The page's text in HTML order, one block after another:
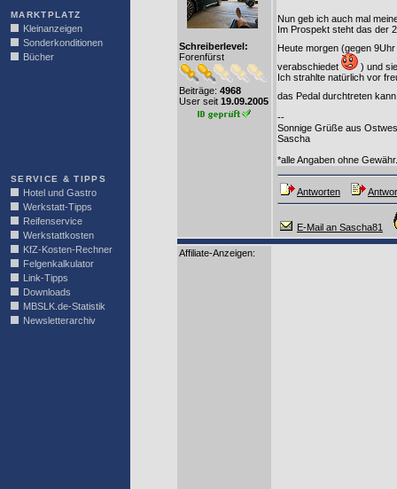
MARKTPLATZ
Kleinanzeigen
Sonderkonditionen
Bücher
SERVICE & TIPPS
Hotel und Gastro
Werkstatt-Tipps
Reifenservice
Werkstattkosten
KfZ-Kosten-Rechner
Felgenkalkulator
Link-Tipps
Downloads
MBSLK.de-Statistik
Newsletterarchiv
Schreiberlevel:
Forenfürst
Beiträge: 4968
User seit 19.09.2005
Nun geb ich auch mal
Im Prospekt steht das der
Heute morgen (gegen
verabschiedet
) und
Ich strahlte natürlich vor
das Pedal durchtreten
--
Sonnige Grüße aus
Sascha
*alle Angaben ohne Gewähr.
Antworten
E-Mail an Sascha81
Affiliate-Anzeigen: